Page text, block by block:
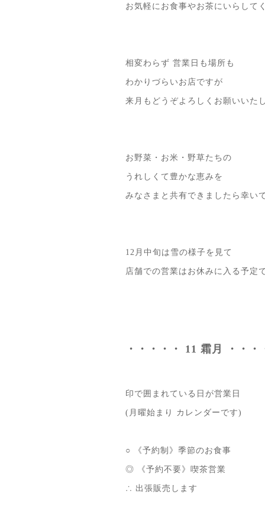
お気軽にお食事やお茶にいらして
相変わらず 営業日も場所も
わかりづらいお店ですが
来月もどうぞよろしくお願いいた
お野菜・お米・野草たちの
うれしくて豊かな恵みを
みなさまと共有できましたら幸い
12月中旬は雪の様子を見て
店舗での営業はお休みに入る予定
・・・・・ 11 霜月 ・・・
印で囲まれている日が営業日
(月曜始まり カレンダーです)
○ 《予約制》季節のお食事
◎ 《予約不要》喫茶営業
∴ 出張販売します